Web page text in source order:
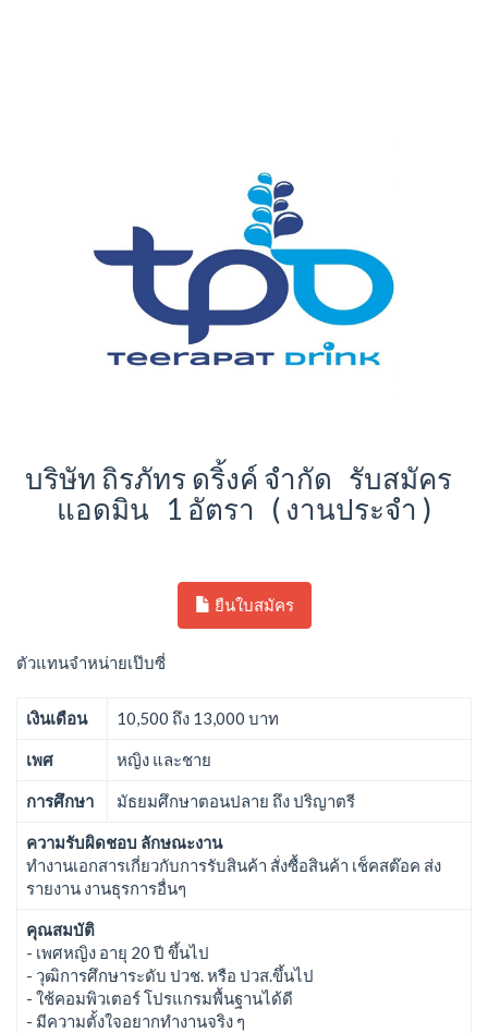
บริษัท ถิรภัทร ดริ้งค์ จำกัด รับสมัคร
แอดมิน 1 อัตรา ( งานประจำ )
ยืนใบสมัคร
ตัวแทนจำหน่ายเป๊บซี่
เงินเดือน 10,500 ถึง 13,000 บาท
เพศ หญิง และชาย
การศึกษา มัธยมศึกษาตอนปลาย ถึง ปริญาตรี
ความรับผิดชอบ ลักษณะงาน
ทำงานเอกสารเกี่ยวกับการรับสินค้า สั่งซื้อสินค้า เช็คสต๊อค ส่ง
รายงาน งานธุรการอื่นๆ
คุณสมบัติ
- เพศหญิง อายุ 20 ปี ขึ้นไป
- วุฒิการศึกษาระดับ ปวช. หรือ ปวส.ขึ้นไป
- ใช้คอมพิวเตอร์ โปรแกรมพื้นฐานได้ดี
- มีความตั้งใจอยากทำงานจริง ๆ